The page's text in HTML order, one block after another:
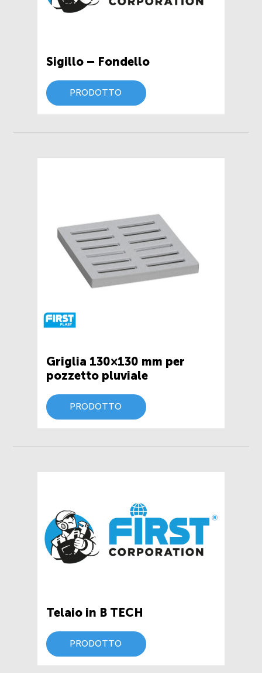
Sigillo – Fondello
PRODOTTO
Griglia 130×130 mm per
pozzetto pluviale
PRODOTTO
Telaio in B TECH
PRODOTTO